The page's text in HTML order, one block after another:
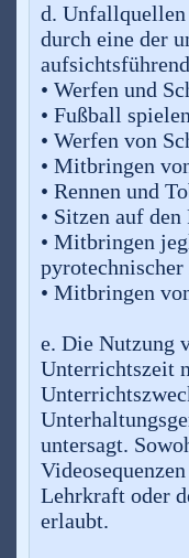
d. Unfallquellen
durch eine der
• Werfen und
• Fußball
• Werfen von
• Mitbringen
• Rennen und
• Sitzen auf
• Mitbringen
pyrotechnischer
• Mitbringen
e. Die Nutzung
Unterrichtszeit
untersagt.
Lehrkraft oder
erlaubt.